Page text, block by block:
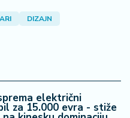
DIZAJN
električni
za 15.000 evra - stiže